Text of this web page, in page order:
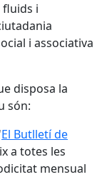
fluids i
i associativa
disposa la
són:
El Butlletí de
a totes les
mensual